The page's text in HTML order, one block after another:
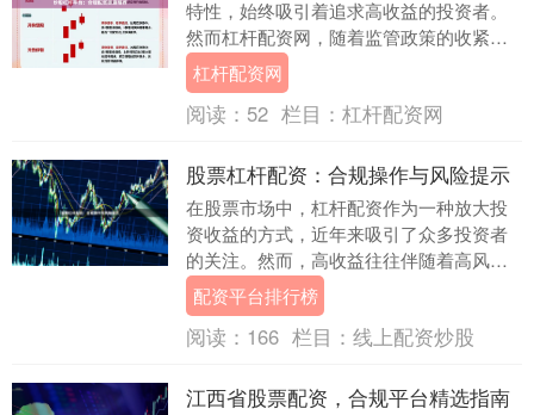
特性，始终吸引着追求高收益的投资者。
然而杠杆配资网，随着监管政策的收紧，
许多不合规的配资平台相继被清理。对于
投资者而言，....
杠杆配资网
阅读： 52 栏目： 杠杆配资网
股票杠杆配资：合规操作与风险提示
在股票市场中，杠杆配资作为一种放大投
资收益的方式，近年来吸引了众多投资者
的关注。然而，高收益往往伴随着高风
险，如何合规操作并有效控制风险，成为
每位投资者必须面对....
配资平台排行榜
阅读： 166 栏目： 线上配资炒股
江西省股票配资，合规平台精选指南